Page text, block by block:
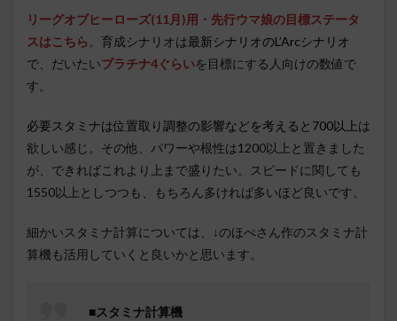
リーグオブヒーローズ(11月)用・先行ウマ娘の目標ステータ
スはこちら 。育成シナリオは最新シナリオのL’Arcシナリオ
で、だいたいプラチナ4ぐらいを目標にする人向けの数値で
す。
必要スタミナは位置取り調整の影響などを考えると700以上は
欲しい感じ。その他、パワーや根性は1200以上と置きました
が、できればこれより上まで盛りたい。スピードに関しても
1550以上としつつも、もちろん多ければ多いほど良いです。
細かいスタミナ計算については、↓のほぺさん作のスタミナ計
算機も活用していくと良いかと思います。
■スタミナ計算機